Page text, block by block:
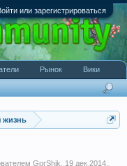
или зарегистрироваться
жизнь
GorShik 19 дек 2014
Рынок Вики